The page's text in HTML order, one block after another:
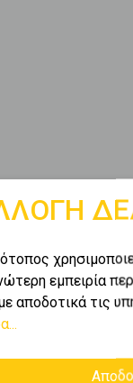
εμπειρία
αποδοτικά τις